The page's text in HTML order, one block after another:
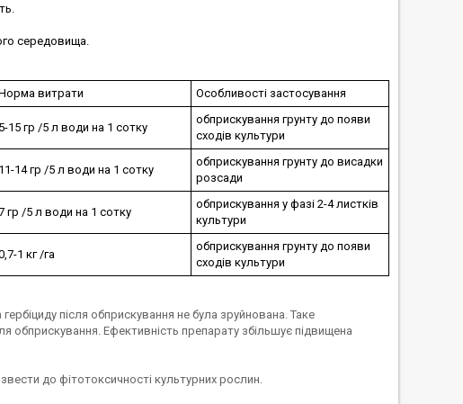
середовища.
витрати Особливості застосування
5-15 гр /5 л води на 1 сотку
обприскування грунту до появи
сходів культури
11-14 гр /5 л води на 1 сотку
обприскування грунту до висадки
розсади
гр /5 л води на 1 сотку
обприскування у фазі 2-4 листків
культури
1 кг /га
обприскування грунту до появи
сходів культури
після обприскування не була зруйнована. Таке
обприскування. Ефективність препарату збільшує підвищена
до фітотоксичності культурних рослин.